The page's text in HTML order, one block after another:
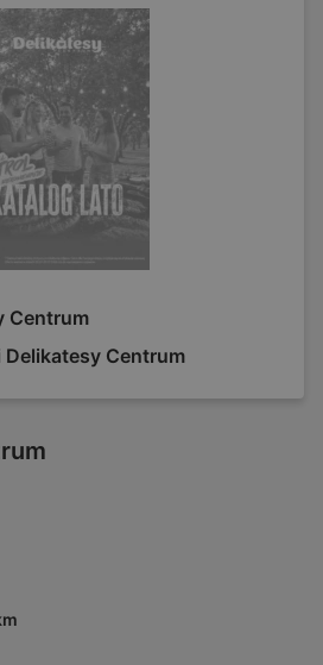
Centrum
Centrum